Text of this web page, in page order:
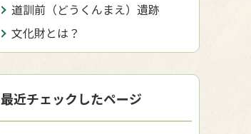
道訓前（どうくんまえ）遺跡
文化財とは？
最近チェックしたページ